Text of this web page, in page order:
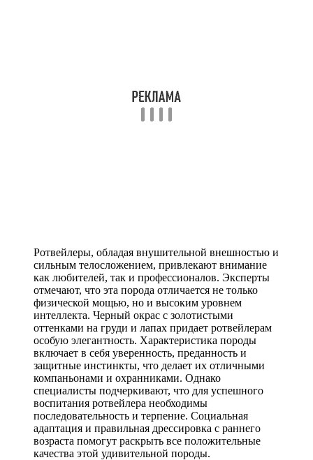
Ротвейлеры, обладая внушительной внешностью и
сильным телосложением, привлекают внимание
как любителей, так и профессионалов. Эксперты
отмечают, что эта порода отличается не только
физической мощью, но и высоким уровнем
интеллекта. Черный окрас с золотистыми
оттенками на груди и лапах придает ротвейлерам
особую элегантность. Характеристика породы
включает в себя уверенность, преданность и
защитные инстинкты, что делает их отличными
компаньонами и охранниками. Однако
специалисты подчеркивают, что для успешного
воспитания ротвейлера необходимы
последовательность и терпение. Социальная
адаптация и правильная дрессировка с раннего
возраста помогут раскрыть все положительные
качества этой удивительной породы.